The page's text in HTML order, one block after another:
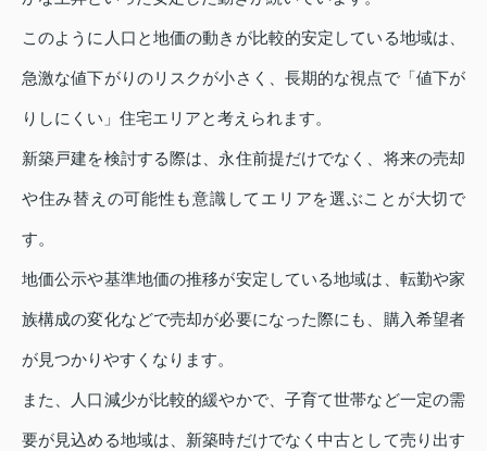
このように人口と地価の動きが比較的安定している地域は、
急激な値下がりのリスクが小さく、長期的な視点で「値下が
りしにくい」住宅エリアと考えられます。
新築戸建を検討する際は、永住前提だけでなく、将来の売却
や住み替えの可能性も意識してエリアを選ぶことが大切で
す。
地価公示や基準地価の推移が安定している地域は、転勤や家
族構成の変化などで売却が必要になった際にも、購入希望者
が見つかりやすくなります。
また、人口減少が比較的緩やかで、子育て世帯など一定の需
要が見込める地域は、新築時だけでなく中古として売り出す